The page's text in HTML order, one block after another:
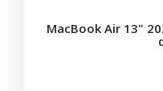
MacBook Air 13"